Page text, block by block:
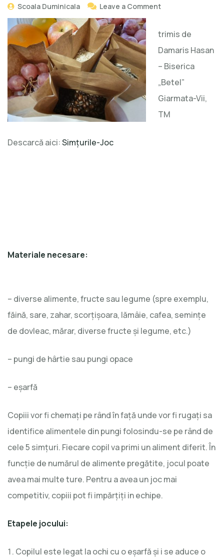
Scoala Duminicala Leave a Comment
trimis de
Damaris Hasan
– Biserica
„Betel”
Giarmata-Vii,
TM
Descarcă aici:Simțurile-Joc
Materiale necesare:
– diverse alimente, fructe sau legume (spre exemplu,
făină, sare, zahar, scorțișoara, lămâie, cafea, semințe
de dovleac, mărar, diverse fructe și legume, etc.)
– pungi de hârtie sau pungi opace
– eșarfă
Copiii vor fi chemați pe rând în față unde vor fi rugați sa
identifice alimentele din pungi folosindu-se pe rând de
cele 5 simțuri. Fiecare copil va primi un aliment diferit. În
funcție de numărul de alimente pregătite, jocul poate
avea mai multe ture. Pentru a avea un joc mai
competitiv, copiii pot fi impărțiți in echipe.
Etapele jocului:
Copilul este legat la ochi cu o eșarfă și i se aduce o